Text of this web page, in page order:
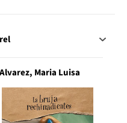
Maria Luisa